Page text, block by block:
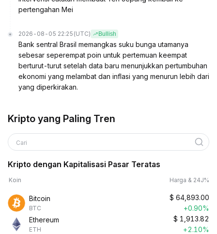
pertengahan Mei
2026-08-05 22:25 (UTC) Bullish
Bank sentral Brasil memangkas suku bunga utamanya
sebesar seperempat poin untuk pertemuan keempat
berturut-turut setelah data baru menunjukkan pertumbuhan
ekonomi yang melambat dan inflasi yang menurun lebih dari
yang diperkirakan.
Kripto yang Paling Tren
Cari
Kripto dengan Kapitalisasi Pasar Teratas
Koin Harga & 24J%
Bitcoin
BTC
$ 64,893.00
+0.90%
Ethereum
ETH
$ 1,913.82
+2.10%